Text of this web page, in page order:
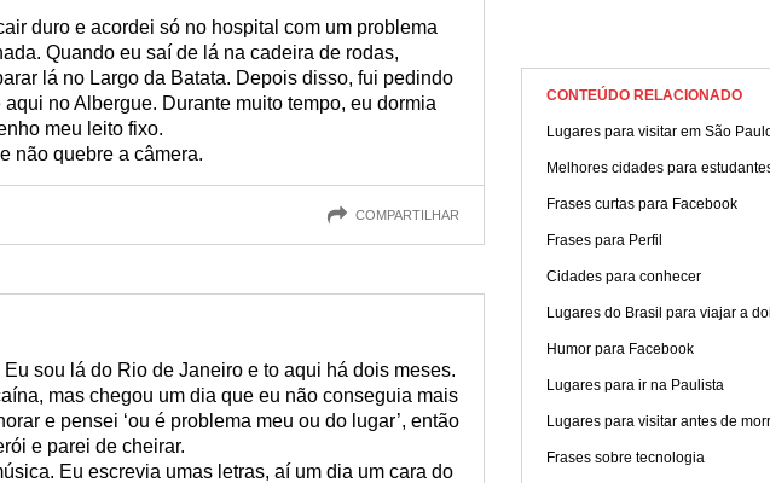
duro e acordei só no hospital com um problema
Quando eu saí de lá na cadeira de rodas,
lá no Largo da Batata. Depois disso, fui pedindo
no Albergue. Durante muito tempo, eu dormia
meu leito fixo.
não quebre a câmera.
COMPARTILHAR
sou lá do Rio de Janeiro e to aqui há dois meses.
mas chegou um dia que eu não conseguia mais
e pensei ‘ou é problema meu ou do lugar’, então
e parei de cheirar.
Eu escrevia umas letras, aí um dia um cara do
CONTEÚDO RELACIONADO
Lugares para visitar em São
Melhores cidades para
Frases curtas para Facebook
Frases para Perfil
Cidades para conhecer
Lugares do Brasil para viajar a
Humor para Facebook
Lugares para ir na Paulista
Lugares para visitar antes de
Frases sobre tecnologia